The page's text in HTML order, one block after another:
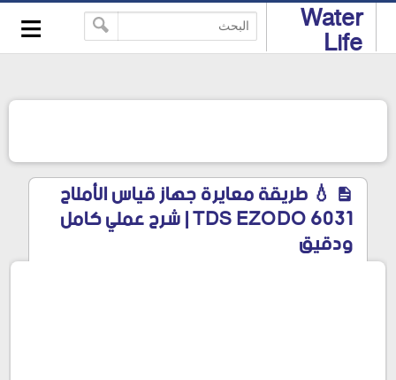
-->
Water
Life
≡
💧 طريقة معايرة جهاز قياس الأملاح
TDS EZODO 6031 | شرح عملي كامل
ودقيق